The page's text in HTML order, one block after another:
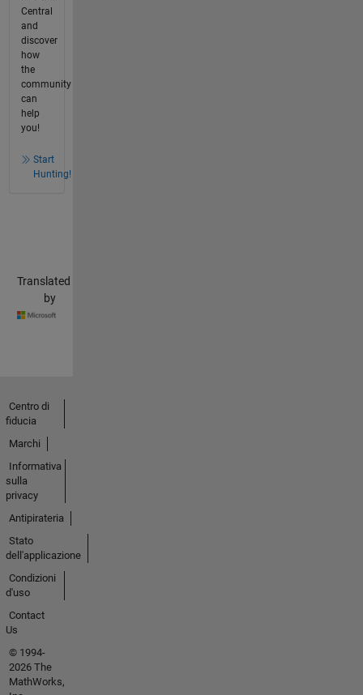
Central
and
discover
how
the
community
can
help
you!
Start
Hunting!
Translated
by
Centro di
fiducia
Marchi
Informativa
sulla
privacy
Antipirateria
Stato
dell'applicazione
Condizioni
d'uso
Contact
Us
© 1994-
2026 The
MathWorks,